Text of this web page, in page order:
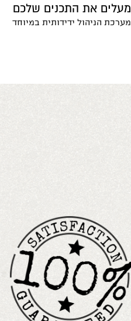
מעלים את התכנים שלכם
מערכת הניהול ידידותית במיוחד